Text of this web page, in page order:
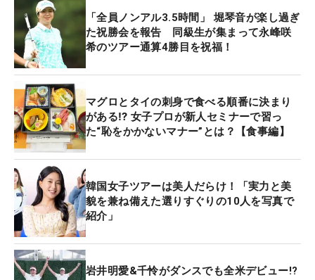
「全員ノンアル3.5時間」 堀琴音が楽し過ぎ
た祝勝会を報告 同級生が集まって永峰咲
希のツアー通算4勝目を祝福！
マグロとタイの刺身で食べる順番に決まり
がある⁉ 女子プロが新人セミナーで習っ
た“恥をかかないマナー”とは？【食事編】
韓国女子ツアーは美人だらけ！「実力と美
貌を兼ね備えた選りすぐりの10人を写真で
紹介」
岩井明愛&千怜がダンスでも全米デビュー!?